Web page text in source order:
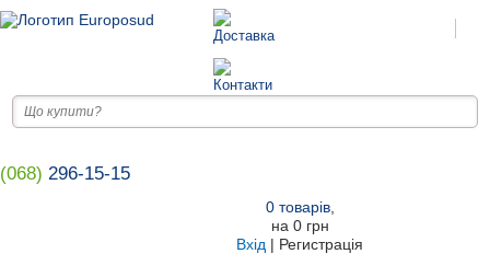
(068) 296-15-15
0товарів,
на 0 грн
Вхід | Регистрація